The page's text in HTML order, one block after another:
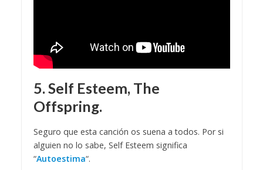
5. Self Esteem, The
Offspring.
Seguro que esta canción os suena a todos. Por si
alguien no lo sabe, Self Esteem significa
“Autoestima“.